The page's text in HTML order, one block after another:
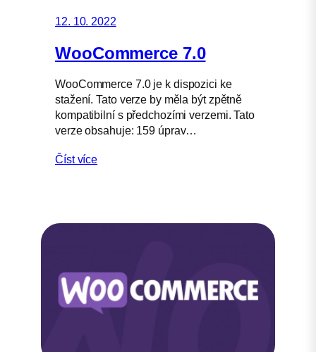
12. 10. 2022
WooCommerce 7.0
WooCommerce 7.0 je k dispozici ke
stažení. Tato verze by měla být zpětně
kompatibilní s předchozími verzemi. Tato
verze obsahuje: 159 úprav…
Číst více